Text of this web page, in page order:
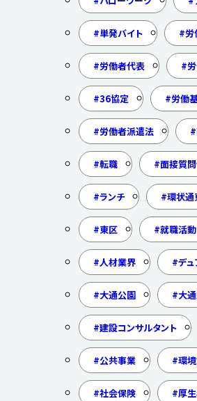
単発バイト 労
労働者代表
36協定 労働
労働者派遣法
転職 面接質
ランチ 環状通
東区 就職活動
人材業界 デュ
大通公園 大
建設コンサルタント
公共事業 環
社会保険 厚